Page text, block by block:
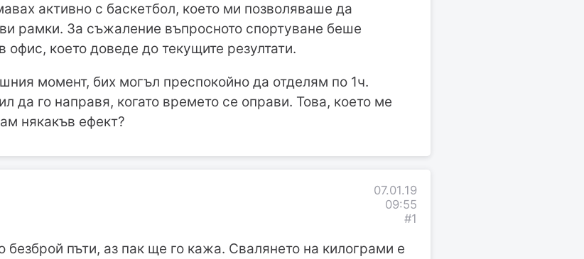
активно с баскетбол, което ми позволяваше да
рамки. За съжаление въпросното спортуване беше
офис, което доведе до текущите резултати.
момент, бих могъл преспокойно да отделям по 1ч.
да го направя, когато времето се оправи. Това, което ме
някакъв ефект?
07.01.19
09:55
#1
пъти, аз пак ще го кажа. Свалянето на килограми е